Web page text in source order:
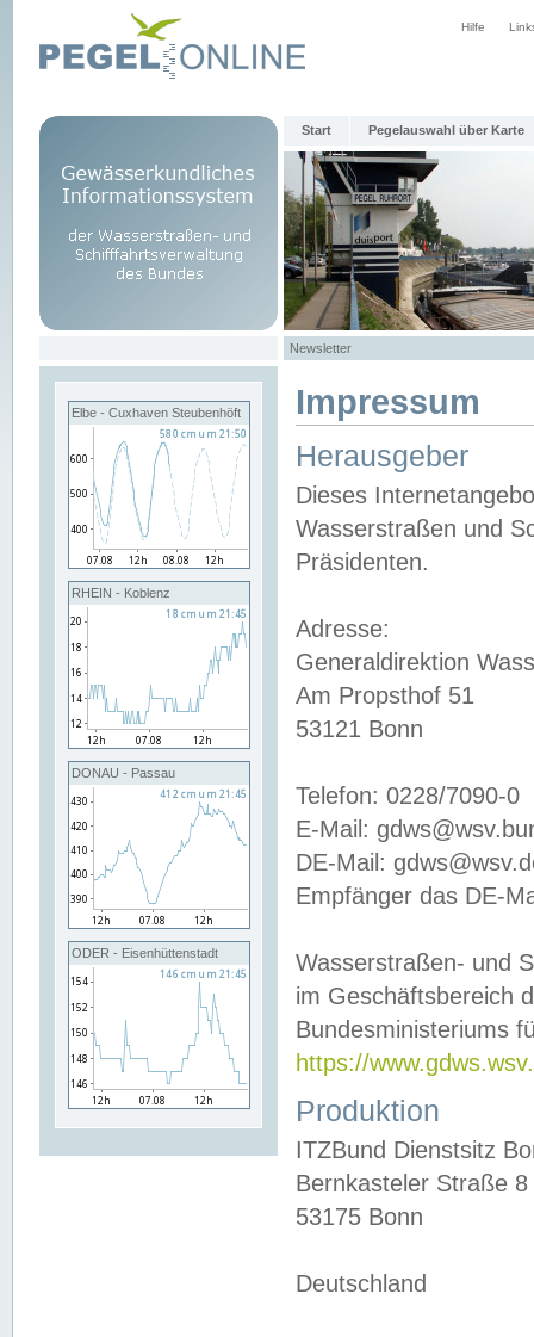
Hilfe
Start Pegelauswahl über Karte
Newsletter
Elbe - Cuxhaven Steubenhöft
RHEIN - Koblenz
DONAU - Passau
ODER - Eisenhüttenstadt
Impressum
Herausgeber
Dieses
Wasserstraßen und
Präsidenten.
Adresse:
Generaldirektion
Am Propsthof 51
53121 Bonn
Telefon: 0228/7090-0
E-Mail:
DE-Mail:
Empfänger das DE-
Wasserstraßen- und
im Geschäftsbereich
Bundesministeriums
https://
Produktion
ITZBund Dienstsitz
Bernkasteler Straße 8
53175 Bonn
Deutschland